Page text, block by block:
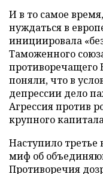
И в то самое
нуждаться в
инициировала
Таможенного
противоречащего
поняли, что в
депрессии дело
Агрессия против
крупного
Наступило третье
миф об
Противоречия